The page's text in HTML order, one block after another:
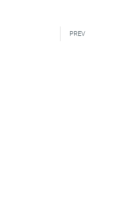
PREV